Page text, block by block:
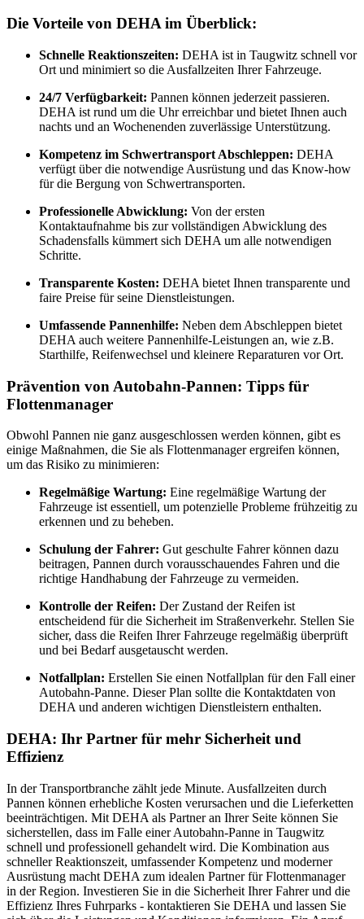
Die Vorteile von DEHA im Überblick:
Schnelle Reaktionszeiten: DEHA ist in Taugwitz schnell vor
Ort und minimiert so die Ausfallzeiten Ihrer Fahrzeuge.
24/7 Verfügbarkeit: Pannen können jederzeit passieren.
DEHA ist rund um die Uhr erreichbar und bietet Ihnen auch
nachts und an Wochenenden zuverlässige Unterstützung.
Kompetenz im Schwertransport Abschleppen: DEHA
verfügt über die notwendige Ausrüstung und das Know-how
für die Bergung von Schwertransporten.
Professionelle Abwicklung: Von der ersten
Kontaktaufnahme bis zur vollständigen Abwicklung des
Schadensfalls kümmert sich DEHA um alle notwendigen
Schritte.
Transparente Kosten: DEHA bietet Ihnen transparente und
faire Preise für seine Dienstleistungen.
Umfassende Pannenhilfe: Neben dem Abschleppen bietet
DEHA auch weitere Pannenhilfe-Leistungen an, wie z.B.
Starthilfe, Reifenwechsel und kleinere Reparaturen vor Ort.
Prävention von Autobahn-Pannen: Tipps für
Flottenmanager
Obwohl Pannen nie ganz ausgeschlossen werden können, gibt es
einige Maßnahmen, die Sie als Flottenmanager ergreifen können,
um das Risiko zu minimieren:
Regelmäßige Wartung: Eine regelmäßige Wartung der
Fahrzeuge ist essentiell, um potenzielle Probleme frühzeitig zu
erkennen und zu beheben.
Schulung der Fahrer: Gut geschulte Fahrer können dazu
beitragen, Pannen durch vorausschauendes Fahren und die
richtige Handhabung der Fahrzeuge zu vermeiden.
Kontrolle der Reifen: Der Zustand der Reifen ist
entscheidend für die Sicherheit im Straßenverkehr. Stellen Sie
sicher, dass die Reifen Ihrer Fahrzeuge regelmäßig überprüft
und bei Bedarf ausgetauscht werden.
Notfallplan: Erstellen Sie einen Notfallplan für den Fall einer
Autobahn-Panne. Dieser Plan sollte die Kontaktdaten von
DEHA und anderen wichtigen Dienstleistern enthalten.
DEHA: Ihr Partner für mehr Sicherheit und
Effizienz
In der Transportbranche zählt jede Minute. Ausfallzeiten durch
Pannen können erhebliche Kosten verursachen und die Lieferketten
beeinträchtigen. Mit DEHA als Partner an Ihrer Seite können Sie
sicherstellen, dass im Falle einer Autobahn-Panne in Taugwitz
schnell und professionell gehandelt wird. Die Kombination aus
schneller Reaktionszeit, umfassender Kompetenz und moderner
Ausrüstung macht DEHA zum idealen Partner für Flottenmanager
in der Region. Investieren Sie in die Sicherheit Ihrer Fahrer und die
Effizienz Ihres Fuhrparks - kontaktieren Sie DEHA und lassen Sie